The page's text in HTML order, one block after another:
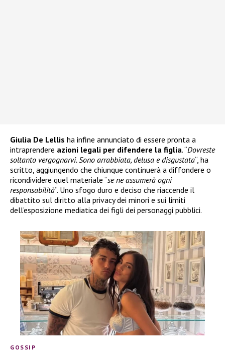
Giulia De Lellis ha infine annunciato di essere pronta a
intraprendere azioni legali per difendere la figlia. “Dovreste
soltanto vergognarvi. Sono arrabbiata, delusa e disgustata“, ha
scritto, aggiungendo che chiunque continuerà a diffondere o
ricondividere quel materiale “se ne assumerà ogni
responsabilità“. Uno sfogo duro e deciso che riaccende il
dibattito sul diritto alla privacy dei minori e sui limiti
dell’esposizione mediatica dei figli dei personaggi pubblici.
GOSSIP